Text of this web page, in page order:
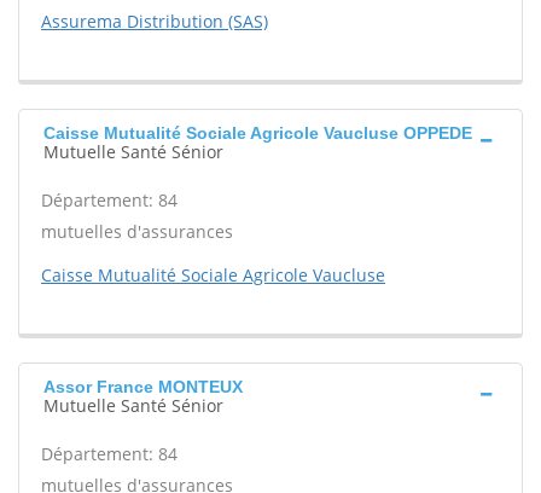
Assurema Distribution (SAS)
Caisse Mutualité Sociale Agricole Vaucluse OPPEDE
Mutuelle Santé Sénior
Département: 84
mutuelles d'assurances
Caisse Mutualité Sociale Agricole Vaucluse
Assor France MONTEUX
Mutuelle Santé Sénior
Département: 84
mutuelles d'assurances